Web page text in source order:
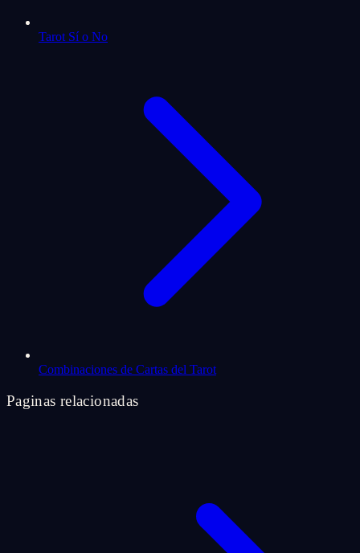
Tarot Sí o No
Combinaciones de Cartas del Tarot
Paginas relacionadas